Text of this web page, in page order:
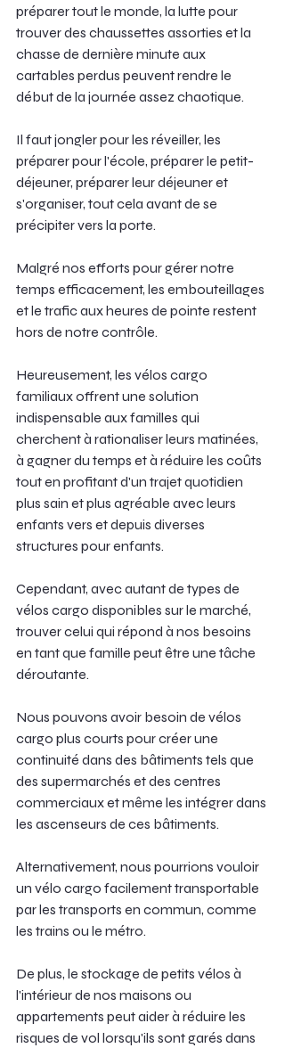
préparer tout le monde, la lutte pour
trouver des chaussettes assorties et la
chasse de dernière minute aux
cartables perdus peuvent rendre le
début de la journée assez chaotique.
Il faut jongler pour les réveiller, les
préparer pour l'école, préparer le petit-
déjeuner, préparer leur déjeuner et
s'organiser, tout cela avant de se
précipiter vers la porte.
Malgré nos efforts pour gérer notre
temps efficacement, les embouteillages
et le trafic aux heures de pointe restent
hors de notre contrôle.
Heureusement, les vélos cargo
familiaux offrent une solution
indispensable aux familles qui
cherchent à rationaliser leurs matinées,
à gagner du temps et à réduire les coûts
tout en profitant d'un trajet quotidien
plus sain et plus agréable avec leurs
enfants vers et depuis diverses
structures pour enfants.
Cependant, avec autant de types de
vélos cargo disponibles sur le marché,
trouver celui qui répond à nos besoins
en tant que famille peut être une tâche
déroutante.
Nous pouvons avoir besoin de vélos
cargo plus courts pour créer une
continuité dans des bâtiments tels que
des supermarchés et des centres
commerciaux et même les intégrer dans
les ascenseurs de ces bâtiments.
Alternativement, nous pourrions vouloir
un vélo cargo facilement transportable
par les transports en commun, comme
les trains ou le métro.
De plus, le stockage de petits vélos à
l'intérieur de nos maisons ou
appartements peut aider à réduire les
risques de vol lorsqu'ils sont garés dans